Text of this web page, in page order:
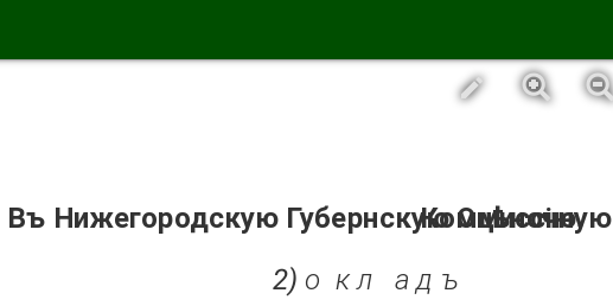
Въ Нижегородскую Губернскую Оцѣночную
Коммиссію.
2) о к л а д ъ